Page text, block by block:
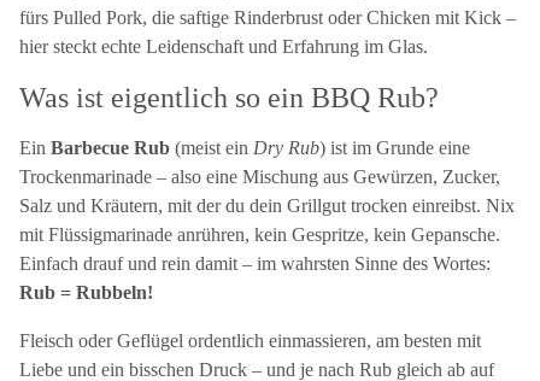
fürs Pulled Pork, die saftige Rinderbrust oder Chicken mit Kick –
hier steckt echte Leidenschaft und Erfahrung im Glas.
Was ist eigentlich so ein BBQ Rub?
Ein Barbecue Rub (meist ein Dry Rub) ist im Grunde eine
Trockenmarinade – also eine Mischung aus Gewürzen, Zucker,
Salz und Kräutern, mit der du dein Grillgut trocken einreibst. Nix
mit Flüssigmarinade anrühren, kein Gespritze, kein Gepansche.
Einfach drauf und rein damit – im wahrsten Sinne des Wortes:
Rub = Rubbeln!
Fleisch oder Geflügel ordentlich einmassieren, am besten mit
Liebe und ein bisschen Druck – und je nach Rub gleich ab auf